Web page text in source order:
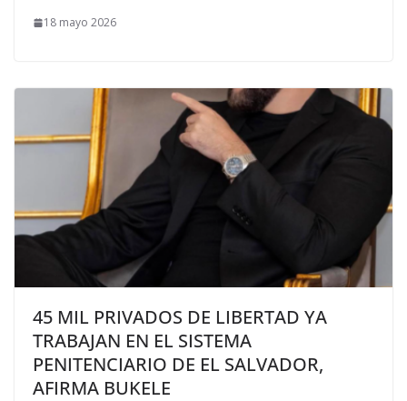
18 mayo 2026
45 MIL PRIVADOS DE LIBERTAD YA
TRABAJAN EN EL SISTEMA
PENITENCIARIO DE EL SALVADOR,
AFIRMA BUKELE